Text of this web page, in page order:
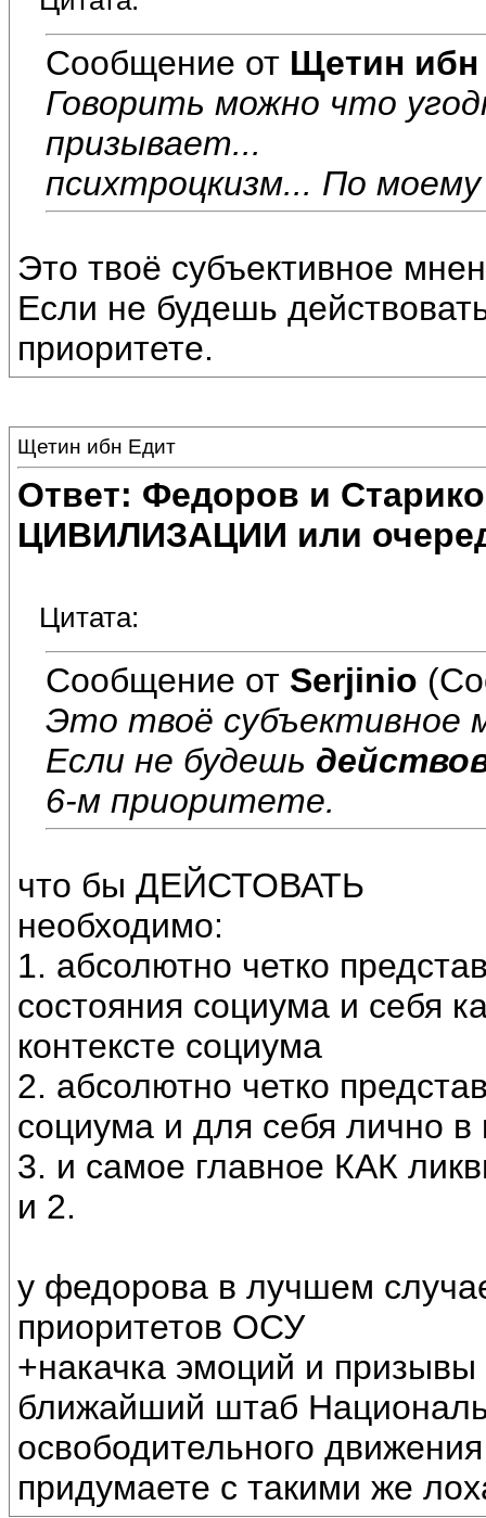
Сообщение от Щетин ибн
Говорить можно что
призывает...
психтроцкизм... По
Это твоё субъективное
Если не будешь
приоритете.
Щетин ибн Едит
Ответ: Федоров и
ЦИВИЛИЗАЦИИ или
Цитата:
Сообщение от Serjinio
Это твоё субъективное
Если не будешь
6-м приоритете.
что бы ДЕЙСТОВАТЬ
необходимо:
1. абсолютно четко
состояния социума и себя
контексте социума
2. абсолютно четко
социума и для себя лично в
3. и самое главное КАК
и 2.
у федорова в лучшем
приоритетов ОСУ
+накачка эмоций и
ближайший штаб
освободительного
придумаете с такими же